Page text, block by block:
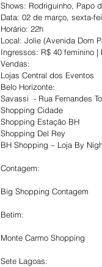
Shows: Rodriguinho, Papo
Data: 02 de março, sexta-
Horário: 22h
Local: Jolie (Avenida Dom
Ingressos: R$ 40 feminino |
Vendas:
Lojas Central dos Eventos
Belo Horizonte:
Savassi  - Rua Fernandes
Shopping Cidade
Shopping Estação BH
Shopping Del Rey
BH Shopping – Loja By
Contagem:
Big Shopping Contagem
Betim:
Monte Carmo Shopping
Sete Lagoas: